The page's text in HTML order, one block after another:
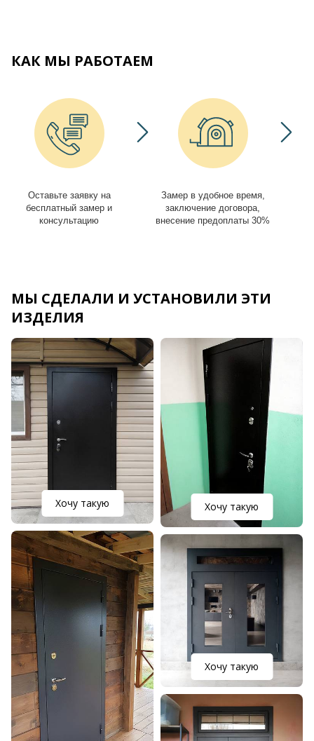
КАК МЫ РАБОТАЕМ
Оставьте заявку на
бесплатный замер и
консультацию
Замер в удобное время,
заключение договора,
внесение предоплаты 30%
МЫ СДЕЛАЛИ И УСТАНОВИЛИ ЭТИ
ИЗДЕЛИЯ
Хочу такую Хочу такую
Хочу такую